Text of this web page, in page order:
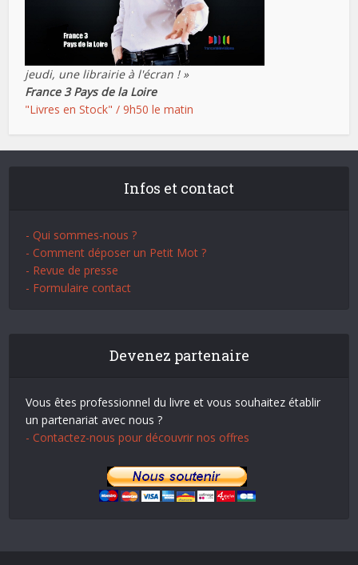
jeudi, une librairie à l'écran ! »
France 3 Pays de la Loire
"Livres en Stock" / 9h50 le matin
Infos et contact
- Qui sommes-nous ?
- Comment déposer un Petit Mot ?
- Revue de presse
- Formulaire contact
Devenez partenaire
Vous êtes professionnel du livre et vous souhaitez établir
un partenariat avec nous ?
- Contactez-nous pour découvrir nos offres